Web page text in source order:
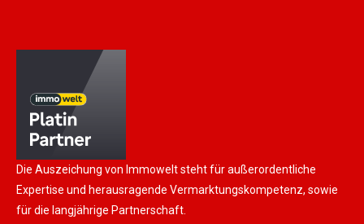
Die Auszeichung von Immowelt steht für außerordentliche
Expertise und herausragende Vermarktungskompetenz, sowie
für die langjährige Partnerschaft.